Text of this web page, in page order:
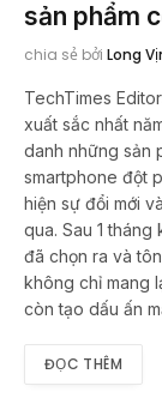
sản phẩm
chia sẻ bởi Long
TechTimes
xuất sắc nhất
danh những sản
smartphone đột
hiện sự đổi mới
qua. Sau 1 tháng
đã chọn ra và
không chỉ mang
còn tạo dấu ấn
ĐỌC THÊM